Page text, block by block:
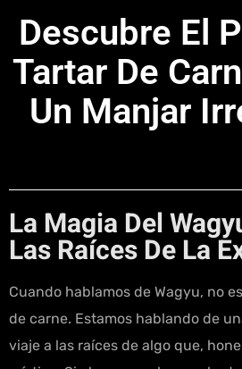
Descubre El
Tartar De
Un Manjar
La Magia Del
Las Raíces De La
Cuando hablamos de Wagyu, no
de carne. Estamos hablando de
viaje a las raíces de algo que,